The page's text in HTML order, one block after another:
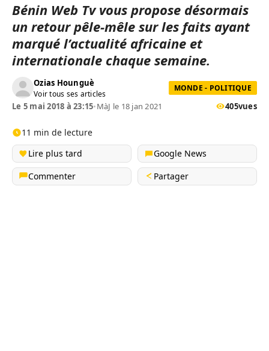
Bénin Web Tv vous propose désormais
un retour pêle-mêle sur les faits ayant
marqué l’actualité africaine et
internationale chaque semaine.
Ozias Hounguè
Voir tous ses articles
MONDE - POLITIQUE
Le 5 mai 2018 à 23:15•MàJ le 18 jan 2021 405vues
11 min de lecture
Lire plus tard
Google News
Commenter
Partager